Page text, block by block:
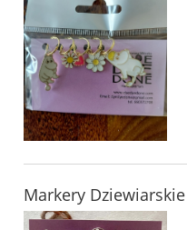
Markery